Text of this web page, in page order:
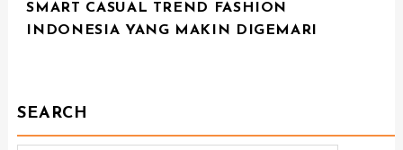
SMART CASUAL TREND FASHION
INDONESIA YANG MAKIN DIGEMARI
SEARCH